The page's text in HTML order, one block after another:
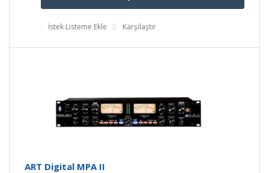
İstek Listeme Ekle Karşılaştır
ART Digital MPA II